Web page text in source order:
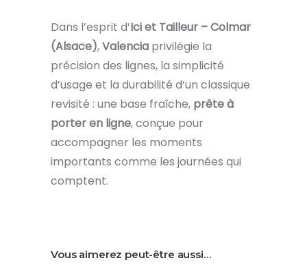
Dans l’esprit d’Ici et Tailleur – Colmar
(Alsace),Valencia privilégie la
précision des lignes, la simplicité
d’usage et la durabilité d’un classique
revisité : une base fraîche, prête à
porter en ligne, conçue pour
accompagner les moments
importants comme les journées qui
comptent.
Vous aimerez peut-être aussi…